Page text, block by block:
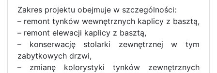
Zakres projektu obejmuje w szczególności:
– remont tynków wewnętrznych kaplicy z basztą,
– remont elewacji kaplicy z basztą,
– konserwację stolarki zewnętrznej w tym
zabytkowych drzwi,
– zmianę kolorystyki tynków zewnętrznych